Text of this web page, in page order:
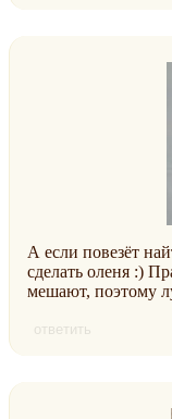
А если повезёт
сделать оленя :)
мешают, поэтому
ответить